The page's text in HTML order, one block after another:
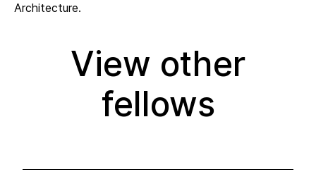
Architecture.
View other
fellows